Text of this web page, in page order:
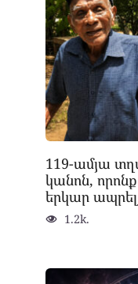
119-ամյա
կանոն,
երկար ապրել
1.2k.